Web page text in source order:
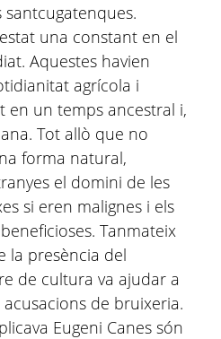
una constant en el
Aquestes havien
agrícola i
en un temps ancestral i,
Tot allò que no
forma natural,
el domini de les
si eren malignes i els
Tanmateix
la presència del
de cultura va ajudar a
de bruixeria.
Eugeni Canes són